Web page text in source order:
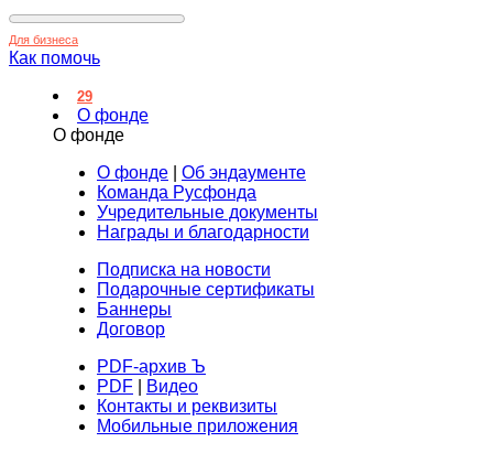
Для бизнеса
Как помочь
29
О фонде
О фонде
О фонде
Об эндаументе
Команда Русфонда
Учредительные документы
Награды и благодарности
Подписка на новости
Подарочные сертификаты
Баннеры
Договор
PDF-архив Ъ
PDF
Видео
Контакты и реквизиты
Мобильные приложения